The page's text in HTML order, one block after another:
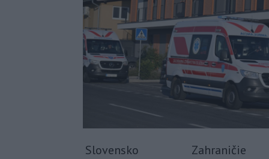
Slovensko Zahraničie